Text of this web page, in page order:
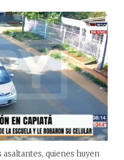
quienes huyen